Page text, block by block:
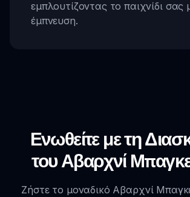
εμπλουτίζοντας το παιχνίδι σας
έμπνευση.
Ενωθείτε με τη
του Αβαρχνί
Ζήστε το μοναδικό Αβαρχνί